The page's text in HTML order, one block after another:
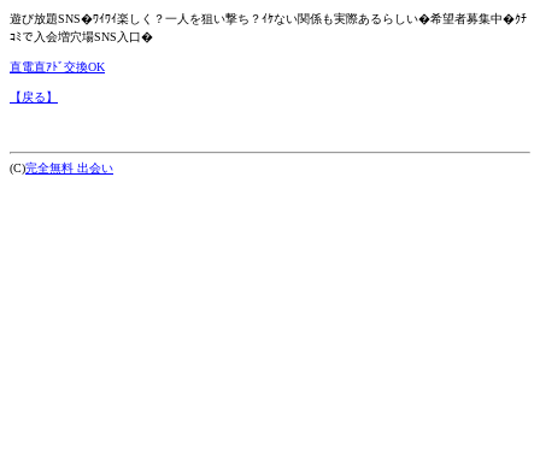
遊び放題SNS�ﾜｲﾜｲ楽しく？一人を狙い撃ち？ｲｹない関係も実際あるらしい�希望者募集中�ｸﾁ
ｺﾐで入会増穴場SNS入口�
直電直ｱﾄﾞ交換OK
【戻る】
(C)完全無料 出会い